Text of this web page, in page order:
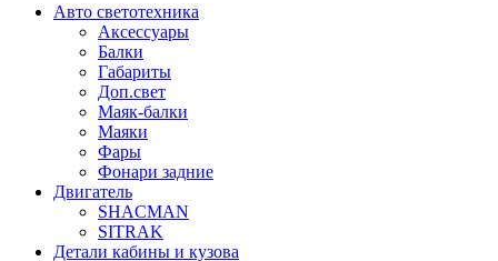
Авто светотехника
Аксессуары
Балки
Габариты
Доп.свет
Маяк-балки
Маяки
Фары
Фонари задние
Двигатель
SHACMAN
SITRAK
Детали кабины и кузова